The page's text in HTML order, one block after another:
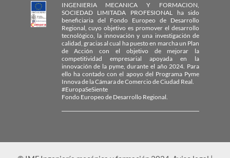
INGENIERIA MECANICA Y FORMACION,
SOCIEDAD LIMITADA PROFESIONAL ha sido
beneficiaria del Fondo Europeo de Desarrollo
Regional, cuyo objetivo es promover el desarrollo
tecnológico, la innovación y una investigación de
calidad, gracias al cual ha puesto en marcha un Plan
de Acción con el objetivo de mejorar la
competitividad empresarial apoyada en la
innovación de la pyme, durante el año 2024. Para
ello ha contado con el apoyo del Programa Pyme
Innova de la Cámara de Comercio de Ciudad Real.
#EuropaSeSiente
Fondo Europeo de Desarrollo Regional.